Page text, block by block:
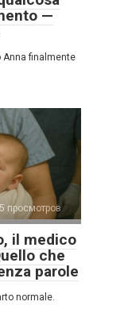
—
Anna finalmente
просмотров
il medico
che
parole
normale.